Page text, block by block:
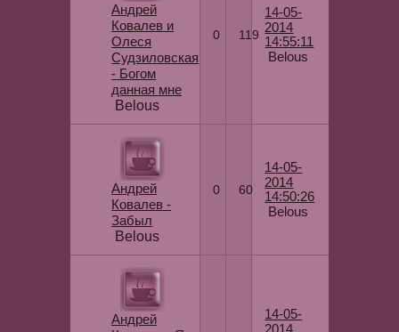
Андрей
Ковалев и
Олеся
Судзиловская
- Богом
данная мне
Belous
0 119
14-05-
2014
14:55:11
Belous
Андрей
Ковалев -
Забыл
Belous
0 60
14-05-
2014
14:50:26
Belous
Андрей
14-05-